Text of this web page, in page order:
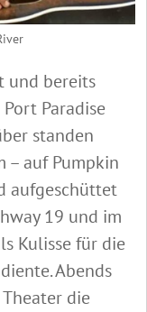
und bereits
Paradise
standen
– auf Pumpkin
aufgeschüttet
19 und im
Kulisse für die
Abends
die